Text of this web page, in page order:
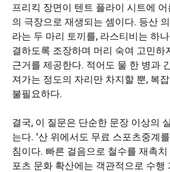
프리킥 장면이 텐트 플라이 시트에
의 극장으로 재생되는 셈이다. 등산
라는 두 마리 토끼를, 라스티비는 하
결하도록 조장하며 머리 숙여 고민하
근거를 제공한다. 적어도 물 한 병과
져가는 정도의 자리만 차지할 뿐, 복
불필요하다.
결국, 이 질문은 단순한 문장 이상의
는다. ‘산 위에서도 무료 스포츠중계
침이다. 빠른 걸음으로 철수를 재촉
포츠 문화 확산에는 객관적으로 수행